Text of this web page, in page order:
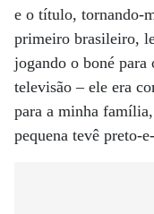
e o título, tornando-
primeiro brasileiro,
jogando o boné
televisão – ele era
para a minha
pequena tevê preto-